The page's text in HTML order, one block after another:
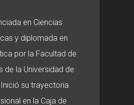
en Ciencias
y diplomada en
por la Facultad de
de la Universidad de
su trayectoria
en la Caja de